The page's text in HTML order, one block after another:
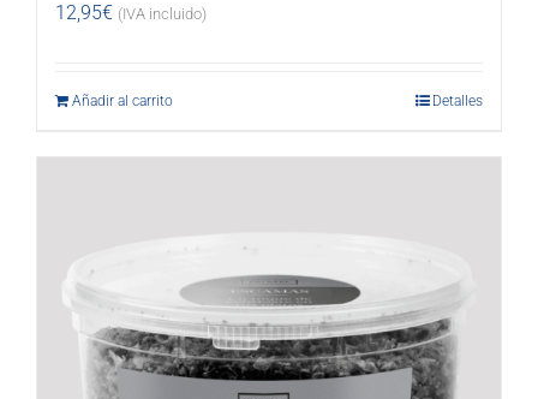
12,95€ (IVA incluido)
Añadir al carrito Detalles